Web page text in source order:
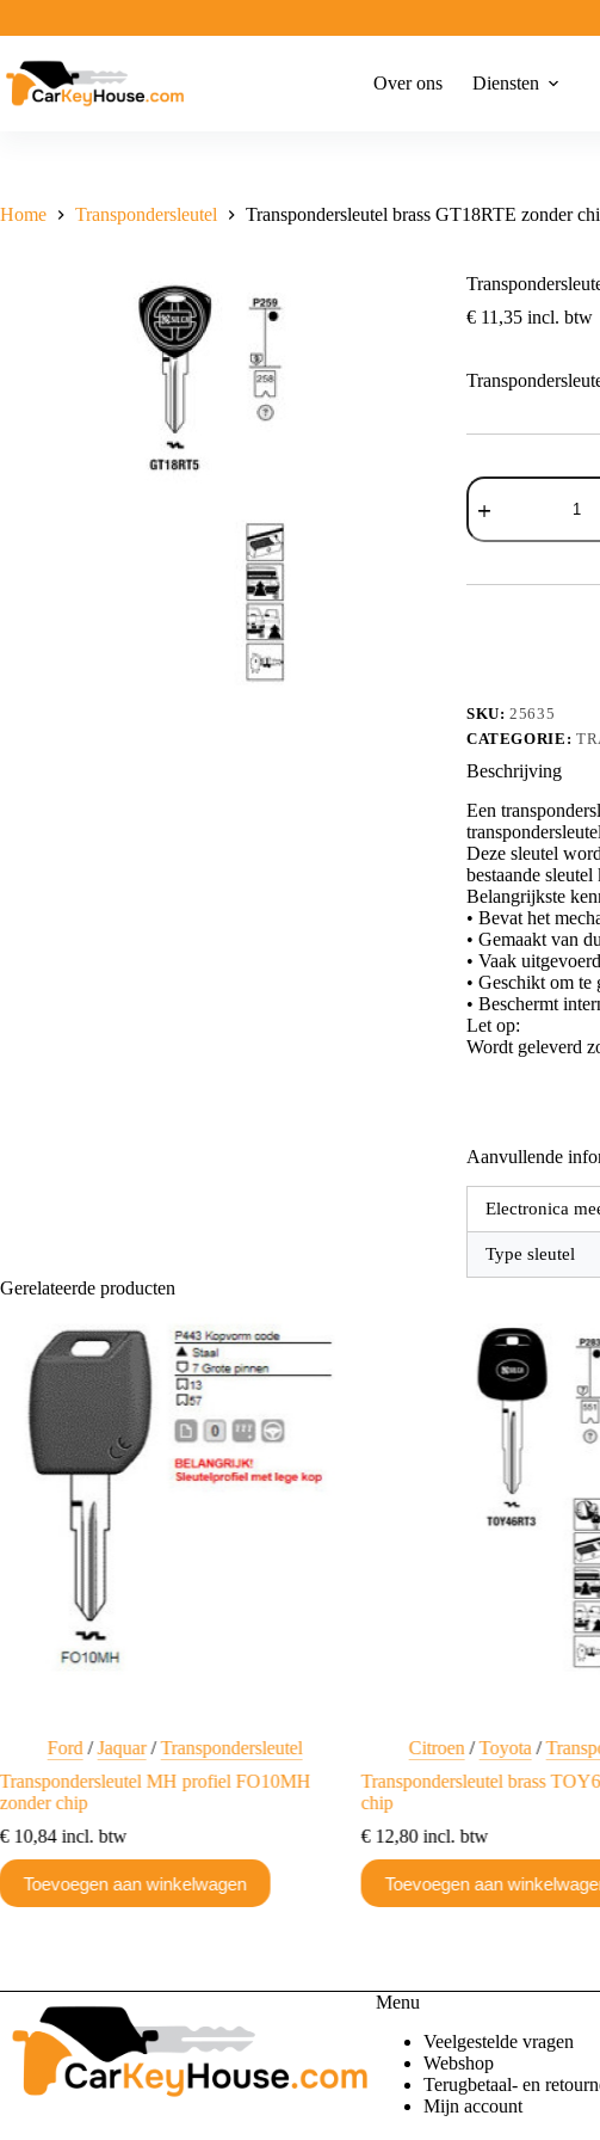
inhoud
Over ons Diensten
Home Transpondersleutel Transpondersleutel brass GT18RTE zonder
€11,35incl. btw
brass
GT18RTE
zonder
aantal
SKU:25635
CATEGORIE:
Beschrijving
Een
Deze sleutel
bestaande
Belangrijkste
• Bevat het
• Gemaakt van
• Vaak
• Geschikt om
• Beschermt
Let op:
Wordt geleverd
Aanvullende
Electronica
Type sleutel
Gerelateerde producten
Ford /Jaquar/Transpondersleutel
Transpondersleutel MH profiel FO10MH
zonder chip
€ 10,84 incl. btw
Toevoegen aan winkelwagen
Citroen /Toyota /
Transpondersleutel brass
chip
€12,80incl. btw
Toevoegen aan
Menu
Veelgestelde vragen
Webshop
Terugbetaal- en
Mijn account